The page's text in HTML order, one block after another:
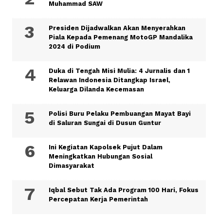
Muhammad SAW
Presiden Dijadwalkan Akan Menyerahkan
Piala Kepada Pemenang MotoGP Mandalika
2024 di Podium
Duka di Tengah Misi Mulia: 4 Jurnalis dan 1
Relawan Indonesia Ditangkap Israel,
Keluarga Dilanda Kecemasan
Polisi Buru Pelaku Pembuangan Mayat Bayi
di Saluran Sungai di Dusun Guntur
Ini Kegiatan Kapolsek Pujut Dalam
Meningkatkan Hubungan Sosial
Dimasyarakat
Iqbal Sebut Tak Ada Program 100 Hari, Fokus
Percepatan Kerja Pemerintah